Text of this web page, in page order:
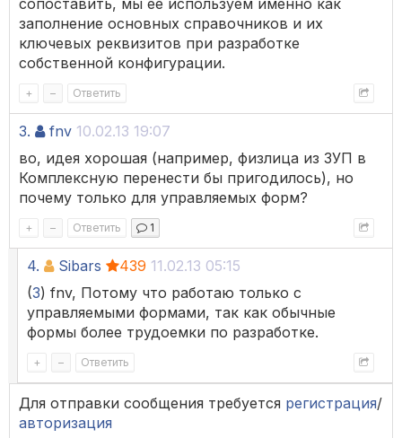
сопоставить, мы ее используем именно как
заполнение основных справочников и их
ключевых реквизитов при разработке
собственной конфигурации.
+ – Ответить
3. fnv 10.02.13 19:07
во, идея хорошая (например, физлица из ЗУП в
Комплексную перенести бы пригодилось), но
почему только для управляемых форм?
+ – Ответить 1
4. Sibars 439 11.02.13 05:15
(3) fnv, Потому что работаю только с
управляемыми формами, так как обычные
формы более трудоемки по разработке.
+ – Ответить
Для отправки сообщения требуется регистрация/
авторизация